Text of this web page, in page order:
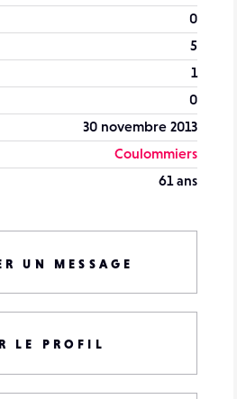
0
5
1
0
30 novembre 2013
Coulommiers
61 ans
UN MESSAGE
LE PROFIL